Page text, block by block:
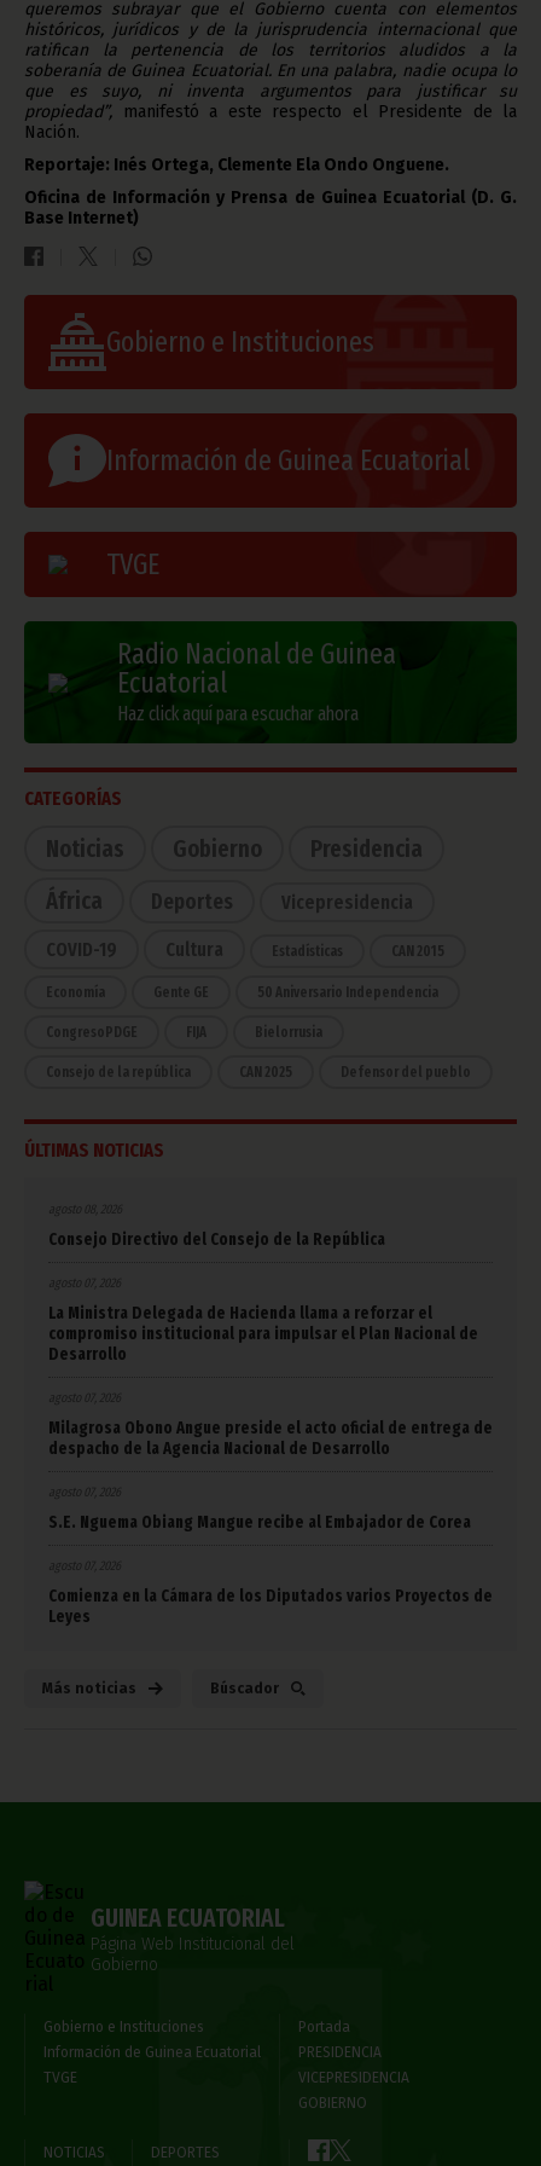
queremos subrayar que el Gobierno cuenta con elementos
históricos, jurídicos y de la jurisprudencia internacional que
ratifican la pertenencia de los territorios aludidos a la
soberanía de Guinea Ecuatorial. En una palabra, nadie ocupa lo
que es suyo, ni inventa argumentos para justificar su
propiedad”,
manifestó a este respecto el Presidente de la
Nación.
Reportaje: Inés Ortega, Clemente Ela Ondo Onguene.
Oficina de Información y Prensa de Guinea Ecuatorial (D. G.
Base Internet)
Gobierno e Instituciones
Información de Guinea Ecuatorial
TVGE
Radio Nacional de Guinea
Ecuatorial
Haz click aquí para escuchar ahora
CATEGORÍAS
Noticias Gobierno
Presidencia
África
Deportes Vicepresidencia
COVID-19 Cultura Estadísticas CAN 2015
Economía Gente GE 50 Aniversario Independencia
CongresoPDGE FIJA Bielorrusia
Consejo de la república CAN 2025 Defensor del pueblo
ÚLTIMAS NOTICIAS
agosto 08, 2026
Consejo Directivo del Consejo de la República
agosto 07, 2026
La Ministra Delegada de Hacienda llama a reforzar el
compromiso institucional para impulsar el Plan Nacional de
Desarrollo
agosto 07, 2026
Milagrosa Obono Angue preside el acto oficial de entrega de
despacho de la Agencia Nacional de Desarrollo
agosto 07, 2026
S.E. Nguema Obiang Mangue recibe al Embajador de Corea
agosto 07, 2026
Comienza en la Cámara de los Diputados varios Proyectos de
Leyes
Más noticias Búscador
GUINEA ECUATORIAL
Página Web Institucional del
Gobierno
Gobierno e Instituciones
Información de Guinea Ecuatorial
TVGE
Portada
PRESIDENCIA
VICEPRESIDENCIA
GOBIERNO
NOTICIAS DEPORTES